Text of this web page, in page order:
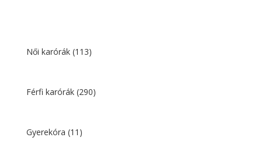
390 Ft.
Női karórák (113)
Férfi karórák (290)
Gyerekóra (11)